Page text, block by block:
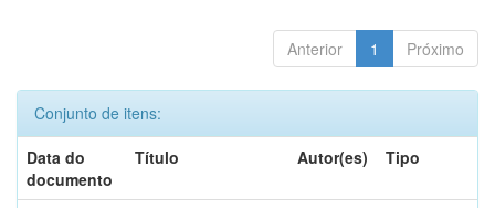
Anterior 1 Próximo
Conjunto de itens:
Data do
documento
Título Autor(es) Tipo